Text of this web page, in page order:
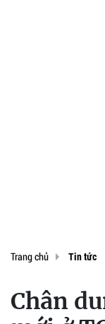
Trang chủ Tin tức
Chân